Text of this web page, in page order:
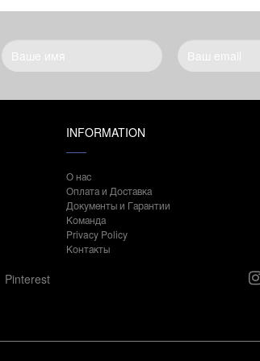
INFORMATION
О нас
Оплата и Доставка
Документы и Гарантии
Команда
Privacy Policy
Контакты
Pinterest